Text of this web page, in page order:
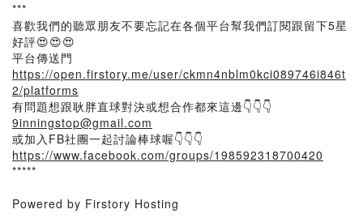
***
喜歡我們的聽眾朋友不要忘記在各個平台幫我們訂閱跟留下5星
好評😍😍😍
平台傳送門
https://open.firstory.me/user/ckmn4nblm0kci089746i846t
2/platforms
有問題想跟耿胖直球對決或想合作都來這邊👇👇👇
9inningstop@gmail.com
或加入FB社團一起討論棒球喔👇👇👇
https://www.facebook.com/groups/198592318700420
*****
Powered by Firstory Hosting